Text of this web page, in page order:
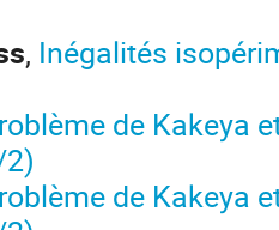
, Inégalités
de Kakeya
de Kakeya